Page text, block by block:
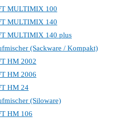
MULTIMIX 100
MULTIMIX 140
MULTIMIX 140 plus
(Sackware / Kompakt)
HM 2002
HM 2006
HM 24
(Siloware)
HM 106